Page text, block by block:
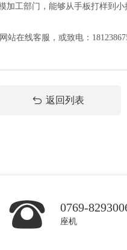
工部门，能够从手板打样到
线客服，或致电：
返回列表
0769-
座机